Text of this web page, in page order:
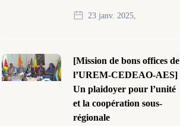
23 janv. 2025,
[Mission de bons offices de
l’UREM-CEDEAO-AES]
Un plaidoyer pour l’unité
et la coopération sous-
régionale